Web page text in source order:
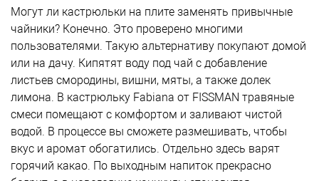
Могут ли кастрюльки на плите заменять привычные
чайники? Конечно. Это проверено многими
пользователями. Такую альтернативу покупают домой
или на дачу. Кипятят воду под чай с добавление
листьев смородины, вишни, мяты, а также долек
лимона. В кастрюльку Fabiana от FISSMAN травяные
смеси помещают с комфортом и заливают чистой
водой. В процессе вы сможете размешивать, чтобы
вкус и аромат обогатились. Отдельно здесь варят
горячий какао. По выходным напиток прекрасно